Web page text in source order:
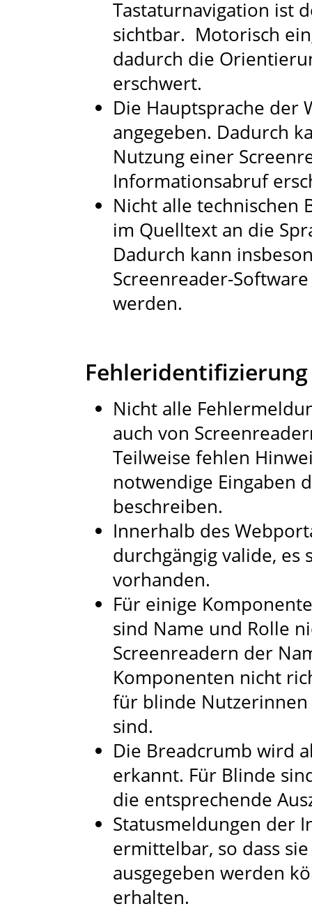
Tastaturnavigation ist
sichtbar. Motorisch
dadurch die
erschwert.
Die Hauptsprache der
angegeben. Dadurch
Nutzung einer
Informationsabruf
Nicht alle technischen
im Quelltext an die
Dadurch kann
Screenreader-
werden.
Fehleridentifizierung
Nicht alle
auch von
Teilweise fehlen
notwendige Eingaben
beschreiben.
Innerhalb des
durchgängig valide, es
vorhanden.
Für einige
sind Name und Rolle
Screenreadern der
Komponenten nicht
für blinde
sind.
Die Breadcrumb wird
erkannt. Für Blinde
die entsprechende
Statusmeldungen der
ermittelbar, so dass
ausgegeben werden
erhalten.